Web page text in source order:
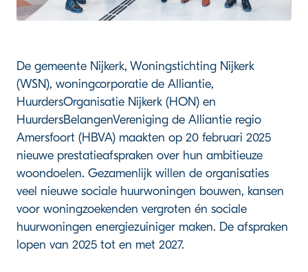
De gemeente Nijkerk, Woningstichting Nijkerk
(WSN), woningcorporatie de Alliantie,
HuurdersOrganisatie Nijkerk (HON) en
HuurdersBelangenVereniging de Alliantie regio
Amersfoort (HBVA) maakten op 20 februari 2025
nieuwe prestatieafspraken over hun ambitieuze
woondoelen. Gezamenlijk willen de organisaties
veel nieuwe sociale huurwoningen bouwen, kansen
voor woningzoekenden vergroten én sociale
huurwoningen energiezuiniger maken. De afspraken
lopen van 2025 tot en met 2027.